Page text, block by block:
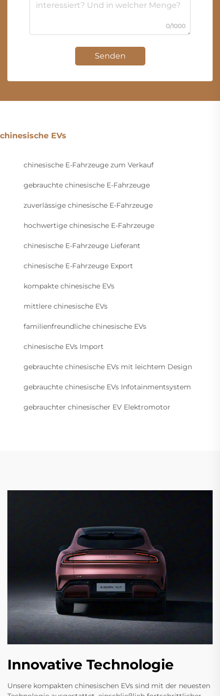
0/1000
Senden
chinesische EVs
chinesische E-Fahrzeuge zum Verkauf
gebrauchte chinesische E-Fahrzeuge
zuverlässige chinesische E-Fahrzeuge
hochwertige chinesische E-Fahrzeuge
chinesische E-Fahrzeuge Lieferant
chinesische E-Fahrzeuge Export
kompakte chinesische EVs
mittlere chinesische EVs
familienfreundliche chinesische EVs
chinesische EVs Import
gebrauchte chinesische EVs mit leichtem Design
gebrauchte chinesische EVs Infotainmentsystem
gebrauchter chinesischer EV Elektromotor
Innovative Technologie
Unsere kompakten chinesischen EVs sind mit der neuesten